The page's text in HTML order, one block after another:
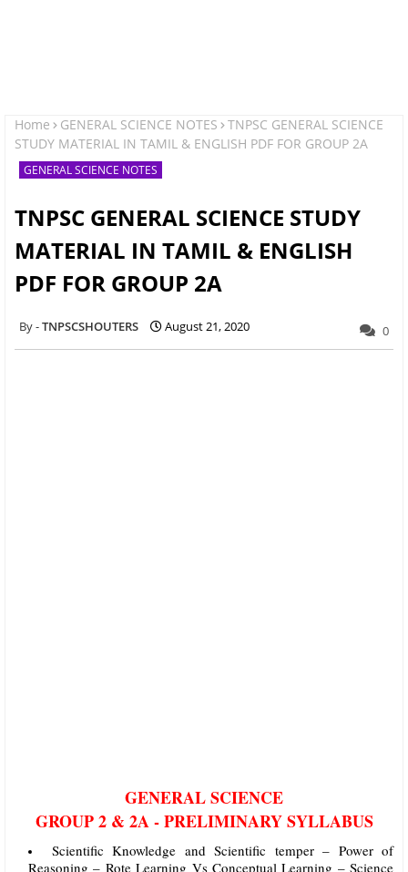
Home GENERAL SCIENCE NOTES
TNPSC GENERAL SCIENCE
STUDY MATERIAL IN TAMIL & ENGLISH PDF FOR GROUP 2A
GENERAL SCIENCE NOTES
TNPSC GENERAL SCIENCE STUDY
MATERIAL IN TAMIL & ENGLISH
PDF FOR GROUP 2A
TNPSCSHOUTERS August 21, 2020 0
GENERAL SCIENCE
GROUP 2 & 2A - PRELIMINARY SYLLABUS
Scientific Knowledge and Scientific temper – Power of
Reasoning – Rote Learning Vs Conceptual Learning – Science